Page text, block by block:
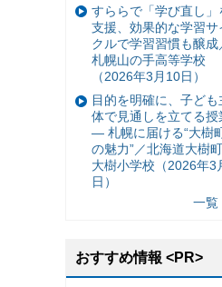
すららで「学び直し」
支援、効果的な学習サ
クルで学習習慣も醸成
札幌山の手高等学校
（2026年3月10日）
目的を明確に、子ども
体で見通しを立てる授
— 札幌に届ける“大樹
の魅力”／北海道大樹
大樹小学校（2026年3
日）
一覧
おすすめ情報 <PR>